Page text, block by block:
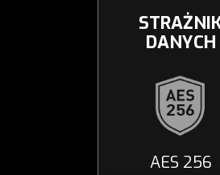
DANYCH
AES 256